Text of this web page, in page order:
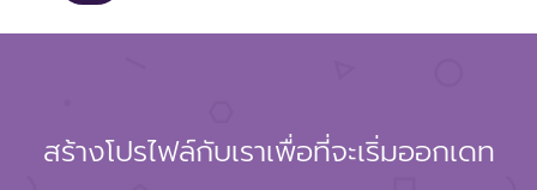
สร้างโปรไฟล์กับเราเพื่อที่จะเริ่มออกเดท